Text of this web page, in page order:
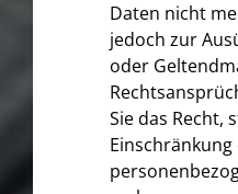
Daten nicht
jedoch zur
oder
Sie das Recht,